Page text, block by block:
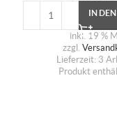
IN
inkl. 19 %
zzgl.
Lieferzeit: 3
Produkt